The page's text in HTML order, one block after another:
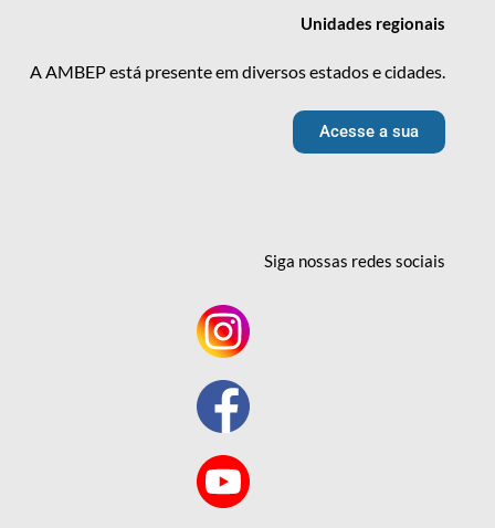
Unidades regionais
A AMBEP está presente em diversos estados e cidades.
Acesse a sua
Siga nossas redessociais